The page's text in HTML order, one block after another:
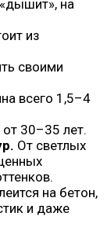
на
из
своими
всего 1,5–4
30–35 лет.
От светлых
на бетон,
и даже